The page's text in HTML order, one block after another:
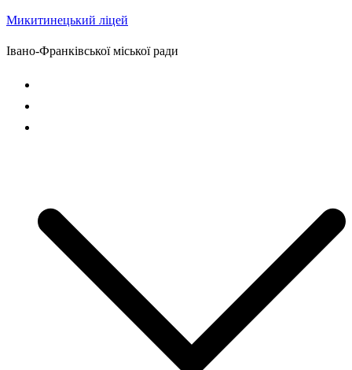
Перейти
до
Микитинецький ліцей
Івано-Франківської міської ради